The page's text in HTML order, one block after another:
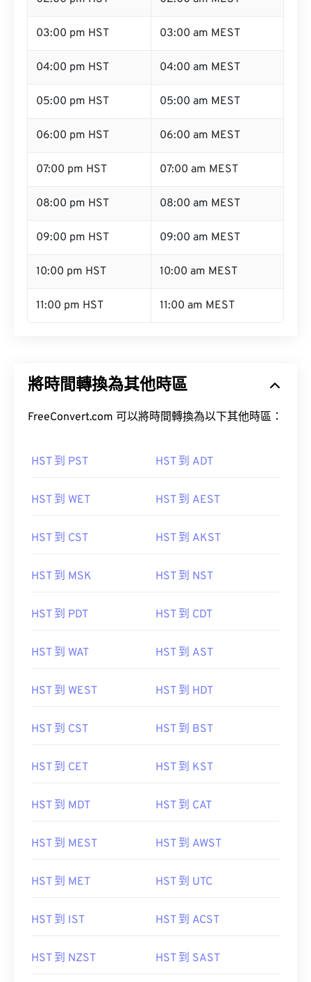
03:00 pm HST 03:00 am MEST
04:00 pm HST 04:00 am MEST
05:00 pm HST 05:00 am MEST
06:00 pm HST 06:00 am MEST
07:00 pm HST 07:00 am MEST
08:00 pm HST 08:00 am MEST
09:00 pm HST 09:00 am MEST
10:00 pm HST 10:00 am MEST
11:00 pm HST 11:00 am MEST
將時間轉換為其他時區
FreeConvert.com 可以將時間轉換為以下其他時區：
HST 到 PST HST 到 ADT
HST 到 WET HST 到 AEST
HST 到 CST HST 到 AKST
HST 到 MSK HST 到 NST
HST 到 PDT HST 到 CDT
HST 到 WAT HST 到 AST
HST 到 WEST HST 到 HDT
HST 到 CST HST 到 BST
HST 到 CET HST 到 KST
HST 到 MDT HST 到 CAT
HST 到 MEST HST 到 AWST
HST 到 MET HST 到 UTC
HST 到 IST HST 到 ACST
HST 到 NZST HST 到 SAST